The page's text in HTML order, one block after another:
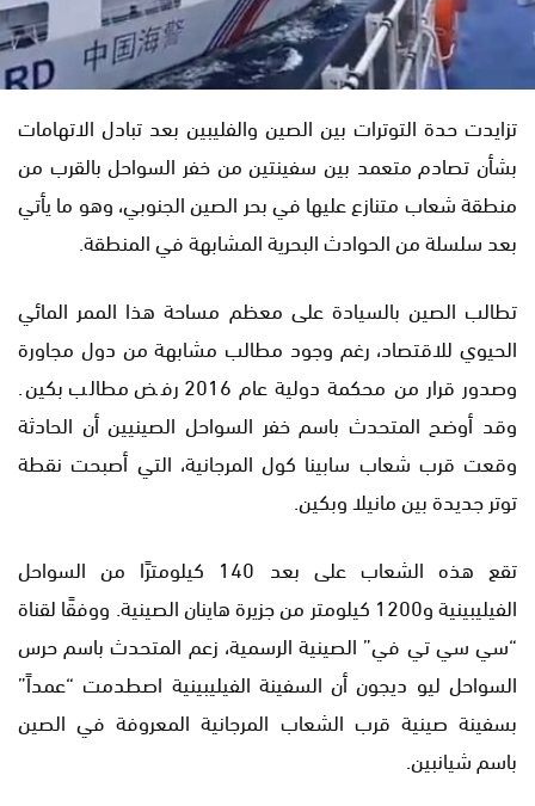
تزايدت حدة التوترات بين الصين والفليبين بعد تبادل الاتهامات
بشأن تصادم متعمد بين سفينتين من خفر السواحل بالقرب من
منطقة شعاب متنازع عليها في بحر الصين الجنوبي، وهو ما يأتي
بعد سلسلة من الحوادث البحرية المشابهة في المنطقة.
تطالب الصين بالسيادة على معظم مساحة هذا الممر المائي
الحيوي للاقتصاد، رغم وجود مطالب مشابهة من دول مجاورة
وصدور قرار من محكمة دولية عام 2016 رفض مطالب بكين.
وقد أوضح المتحدث باسم خفر السواحل الصينيين أن الحادثة
وقعت قرب شعاب سابينا كول المرجانية، التي أصبحت نقطة
توتر جديدة بين مانيلا وبكين.
تقع هذه الشعاب على بعد 140 كيلومترًا من السواحل
الفيليبينية و1200 كيلومتر من جزيرة هاينان الصينية. ووفقًا لقناة
“سي سي تي في” الصينية الرسمية، زعم المتحدث باسم حرس
السواحل ليو ديجون أن السفينة الفيليبينية اصطدمت “عمداً”
بسفينة صينية قرب الشعاب المرجانية المعروفة في الصين
باسم شيانبين.